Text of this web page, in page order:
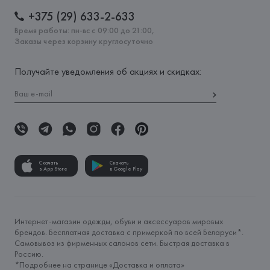
+375 (29) 633-2-633
Время работы: пн-вс с 09:00 до 21:00,
Заказы через корзину круглосуточно
Получайте уведомления об акциях и скидках:
Скачать
в App Store
Скачать
в Google Play
Интернет-магазин одежды, обуви и аксессуаров мировых
брендов. Бесплатная доставка с примеркой по всей Беларуси*.
Самовывоз из фирменных салонов сети. Быстрая доставка в
Россию.
*Подробнее на странице «Доставка и оплата»